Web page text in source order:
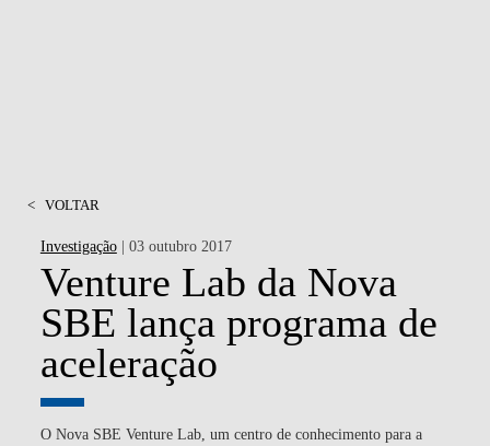
< VOLTAR
Investigação| 03 outubro 2017
Venture Lab da Nova
SBE lança programa de
aceleração
O Nova SBE Venture Lab, um centro de conhecimento para a